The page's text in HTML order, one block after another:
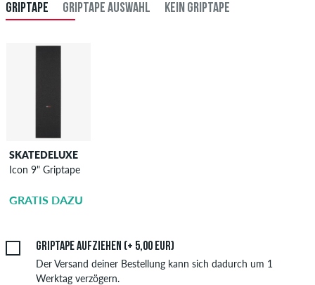
GRIPTAPE GRIPTAPE AUSWAHL KEIN GRIPTAPE
SKATEDELUXE
Icon 9" Griptape
GRATIS DAZU
Griptape aufziehen (+ 5,00 EUR)
Der Versand deiner Bestellung kann sich dadurch um 1
Werktag verzögern.